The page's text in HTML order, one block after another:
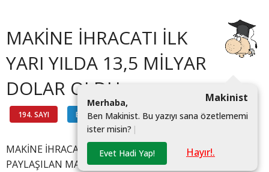
MAKİNE İHRACATI İLK
YARI YILDA 13,5 MİLYAR
DOLAR OLDU
194. SAYI BAŞKANDAN #
Makinist
Merhaba,
Ben Makinist. Bu yazıyı sana özetlememi
ister misin? |
Evet Hadi Yap! Hayır!.
MAKİNE İHRACATÇILARI BİRLİĞİ (MAİB) TARAFINDAN
PAYLAŞILAN MAKİNE İMALAT SANAYİSİ KONSOLİDE